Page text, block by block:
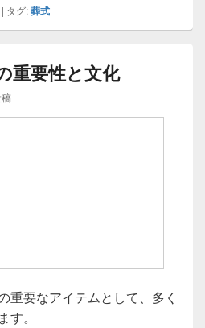
| タグ:葬式
重要性と文化
重要なアイテムとして、多く
。